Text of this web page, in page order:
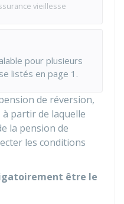
vieillesse
pour plusieurs
listés en page 1.
de réversion,
partir de laquelle
la pension de
les conditions
être le